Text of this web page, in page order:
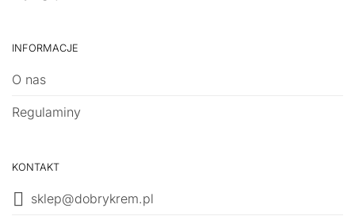
INFORMACJE
O nas
Regulaminy
KONTAKT
sklep@dobrykrem.pl